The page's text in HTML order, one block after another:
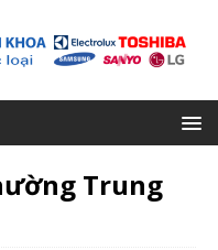
Trung